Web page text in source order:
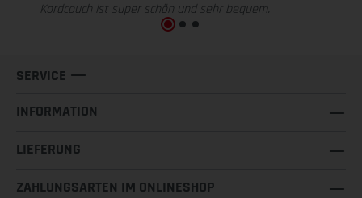
Kordcouch ist super schön und sehr bequem.
SERVICE
INFORMATION
LIEFERUNG
ZAHLUNGSARTEN IM ONLINESHOP